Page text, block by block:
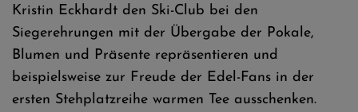
Kristin Eckhardt den Ski-Club bei den
Siegerehrungen mit der Übergabe der Pokale,
Blumen und Präsente repräsentieren und
beispielsweise zur Freude der Edel-Fans in der
ersten Stehplatzreihe warmen Tee ausschenken.